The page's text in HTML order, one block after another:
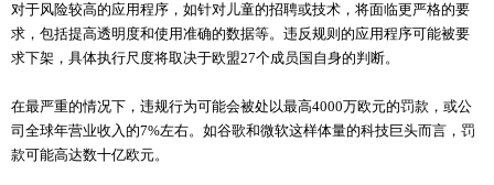
对于风险较高的应用程序，如针对儿童的招聘或技术，将面临更严格的要
求，包括提高透明度和使用准确的数据等。违反规则的应用程序可能被要
求下架，具体执行尺度将取决于欧盟27个成员国自身的判断。
在最严重的情况下，违规行为可能会被处以最高4000万欧元的罚款，或公
司全球年营业收入的7%左右。如谷歌和微软这样体量的科技巨头而言，罚
款可能高达数十亿欧元。